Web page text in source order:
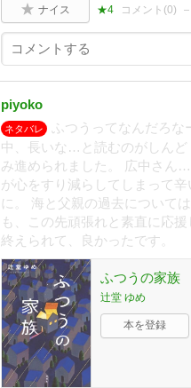
ナイス ★4 コメント(0)
piyoko
ネタバレ
ふつうってなんだろ
中、長いな…と読むのがしんど
み進められました。 広中さん
が心をすり減らしてしまって
に。 海と父親の過去について
も、この先頑張れと素直に応
終えられて、良かったです。
ふつうの家族
辻堂 ゆめ
本を登録